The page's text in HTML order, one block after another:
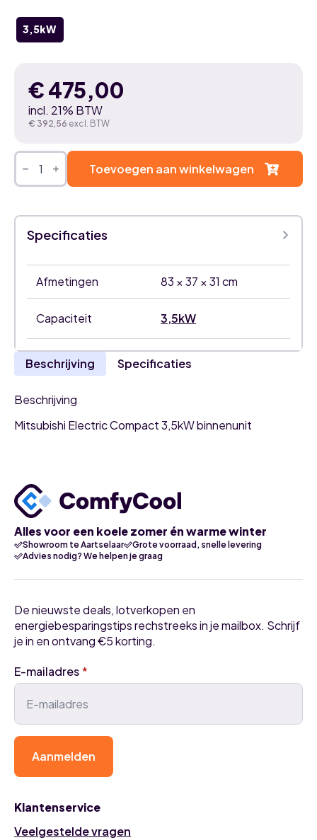
3,5kW
€475,00
incl. 21% BTW
€ 392,56 excl. BTW
Mitsubishi
Electric
Compact
MSZ-
3,5kW
airco
binnenunit
aantal
Toevoegen aan winkelwagen
Specificaties
Afmetingen 83 × 37 × 31 cm
Capaciteit 3,5kW
Beschrijving Specificaties
Beschrijving
Mitsubishi Electric Compact 3,5kW binnenunit
Alles voor een koele zomer én warme winter
Showroom te Aartselaar
Grote voorraad, snelle levering
Advies nodig? We helpen je graag
Klantenservice
Veelgestelde vragen
De nieuwste deals, lotverkopen en
energiebesparingstips rechstreeks in je mailbox. Schrijf
je in en ontvang €5 korting.
E-mailadres*
Aanmelden